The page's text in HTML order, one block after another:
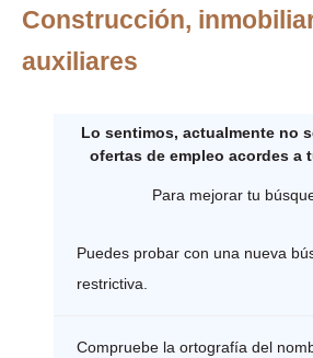
Construcción,
auxiliares
Lo sentimos, actualmente no
ofertas de empleo acordes a
Para mejorar tu
Puedes probar con una nueva
restrictiva.
Compruebe la ortografía del